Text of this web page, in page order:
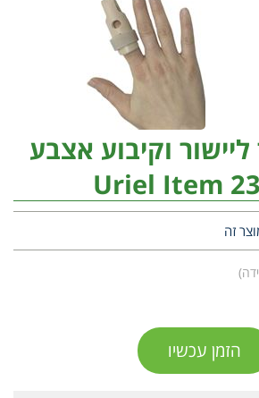
וקיבוע אצבע
Uriel Item
זה
הזמן עכשיו